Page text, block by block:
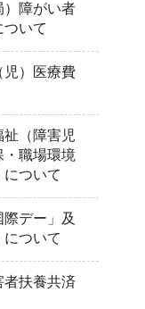
）障がい者
ついて
児）医療費
祉（障害児
・職場環境
ついて
際デー」及
について
者扶養共済